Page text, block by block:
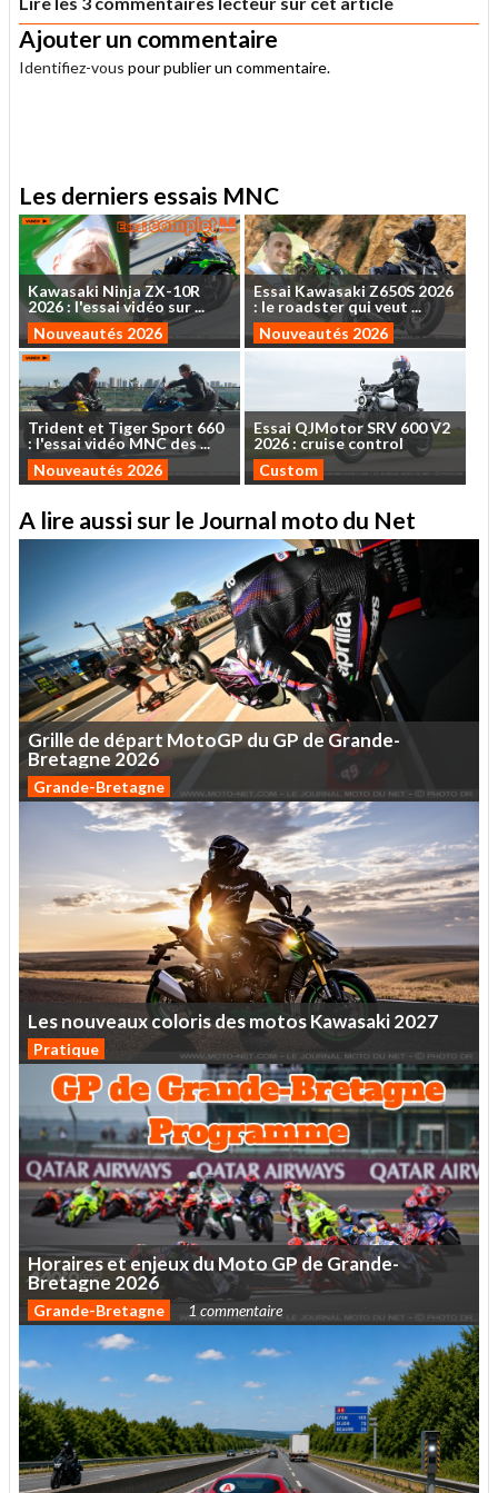
Ajouter un commentaire
Identifiez-vous pour publier un commentaire.
Les derniers essais MNC
Kawasaki NinjaZX-10R
2026: l'essaividéo sur...
Nouveautés 2026
Essai Kawasaki Z650S 2026
: le roadsterquiveut ...
Nouveautés 2026
Trident et TigerSport 660
: l'essaividéo MNCdes...
Nouveautés 2026
EssaiQJMotorSRV 600V2
2026 : cruise control
Custom
A lire aussi sur le Journal moto du Net
Grille de départ MotoGP duGPdeGrande-
Bretagne 2026
Grande-Bretagne
LesnouveauxcolorisdesmotosKawasaki2027
Pratique
HorairesetenjeuxduMotoGPdeGrande-
Bretagne 2026
Grande-Bretagne 1 commentaire